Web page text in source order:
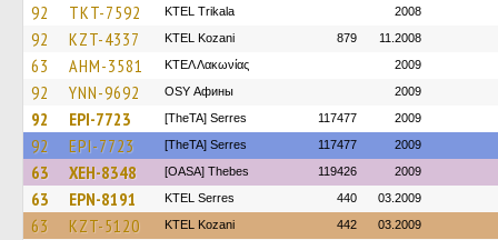
92 TKT-7592 ΚΤΕL Τrikala 2008
92 KZT-4337 ΚΤΕL Kozani 879 11.2008
63 AHM-3581 ΚΤΕΛ Λακωνίας 2009
92 YNN-9692 OSY Афины 2009
92 EPI-7723 [TheTA] Serres 117477 2009
92 EPI-7723 [TheTA] Serres 117477 2009
63 XEH-8348 [OASA] Thebes 119426 2009
63 EPN-8191 KTEL Serres 440 03.2009
63 KZT-5120 ΚΤΕL Kozani 442 03.2009